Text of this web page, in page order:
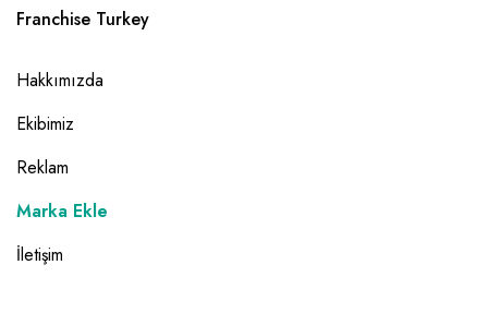
Franchise Turkey
Hakkımızda
Ekibimiz
Reklam
Marka Ekle
İletişim